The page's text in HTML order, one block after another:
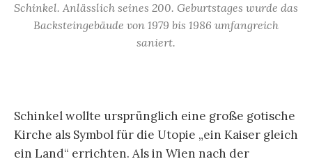
Schinkel. Anlässlich seines 200. Geburtstages wurde das
Backsteingebäude von 1979 bis 1986 umfangreich
saniert.
Schinkel wollte ursprünglich eine große gotische
Kirche als Symbol für die Utopie „ein Kaiser gleich
ein Land“ errichten. Als in Wien nach der